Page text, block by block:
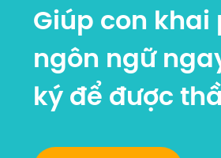
Giúp con
ngôn ngữ
ký để được